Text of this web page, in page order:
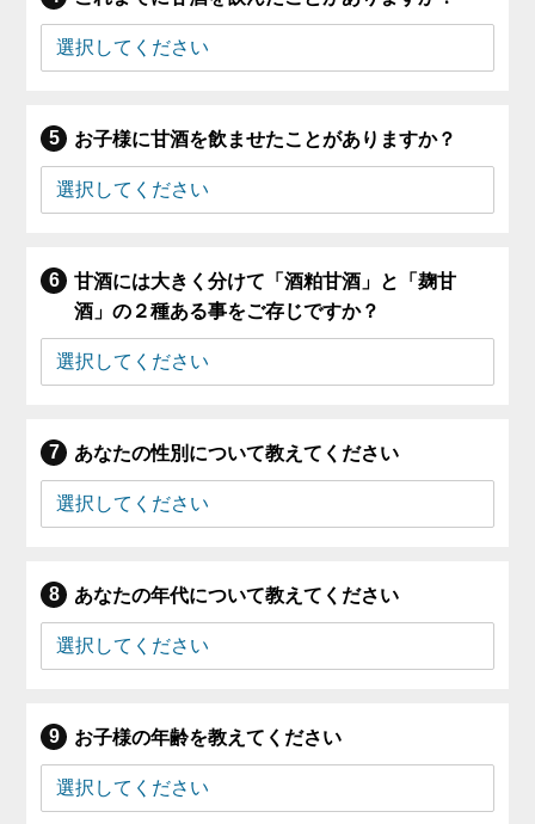
お子様に甘酒を飲ませたことがありますか？
甘酒には大きく分けて「酒粕甘酒」と「麹甘
酒」の２種ある事をご存じですか？
あなたの性別について教えてください
あなたの年代について教えてください
お子様の年齢を教えてください